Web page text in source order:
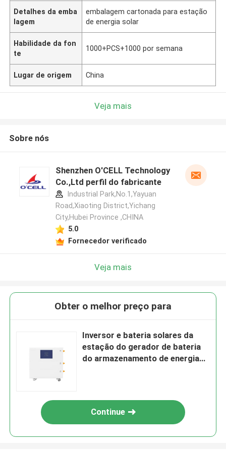
Detalhes da emba
lagem
embalagem cartonada para estação
de energia solar
Habilidade da fon
te
1000+PCS+1000 por semana
Lugar de origem China
Veja mais
Sobre nós
Shenzhen O'CELL Technology
Co.,Ltd perfil do fabricante
Industrial Park,No.1,Yayuan
Road,Xiaoting District,Yichang
City,Hubei Province ,CHINA
5.0
Fornecedor verificado
Veja mais
Obter o melhor preço para
Inversor e bateria solares da
estação do gerador de bateria
do armazenamento de energia
Continue